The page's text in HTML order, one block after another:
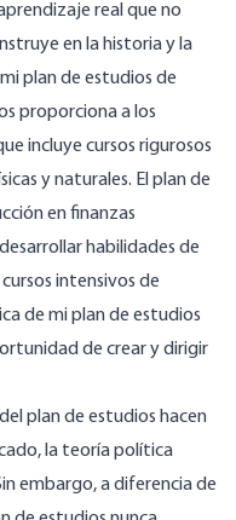
real que no
en la historia y la
plan de estudios de
proporciona a los
incluye cursos rigurosos
y naturales. El plan de
en finanzas
habilidades de
intensivos de
de mi plan de estudios
de crear y dirigir
plan de estudios hacen
la teoría política
embargo, a diferencia de